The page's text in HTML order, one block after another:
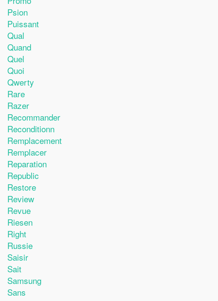
Psion
Puissant
Qual
Quand
Quel
Quoi
Qwerty
Rare
Razer
Recommander
Reconditionn
Remplacement
Remplacer
Reparation
Republic
Restore
Review
Revue
Riesen
Right
Russie
Saisir
Sait
Samsung
Sans